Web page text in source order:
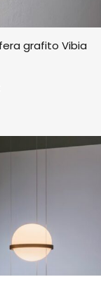
grafito Vibia